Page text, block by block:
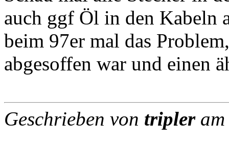
auch ggf Öl in den Kabeln
beim 97er mal das
abgesoffen war und einen
Geschrieben von tripleram